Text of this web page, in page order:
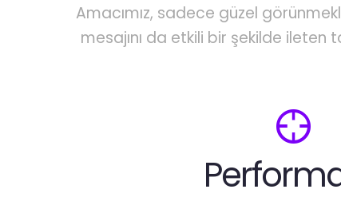
Amacımız, sadece güzel
mesajını da etkili bir şekilde ileten